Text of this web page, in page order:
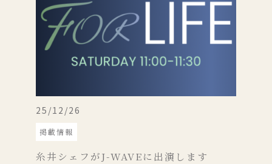
25/12/26
掲載情報
糸井シェフがJ-WAVEに出演します